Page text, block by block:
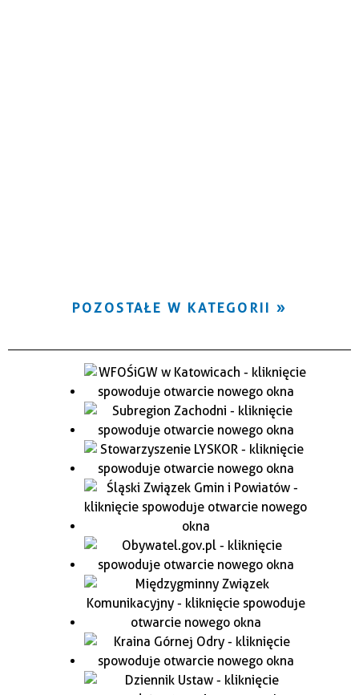
POZOSTAŁE W KATEGORII